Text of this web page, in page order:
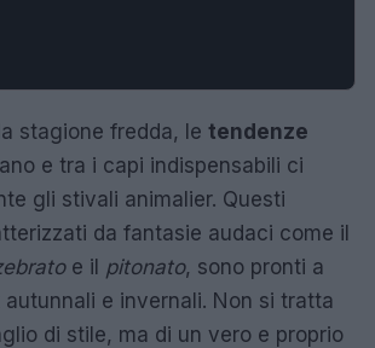
stagione fredda, le tendenze
e tra i capi indispensabili ci
gli stivali animalier. Questi
da fantasie audaci come il
e il pitonato, sono pronti a
autunnali e invernali. Non si tratta
di stile, ma di un vero e proprio